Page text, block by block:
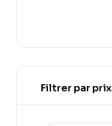
Filtrer par prix